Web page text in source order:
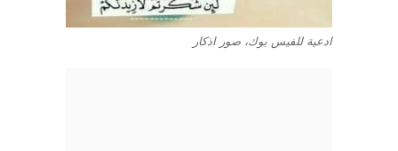
ادعية للفيس بوك، صور اذكار